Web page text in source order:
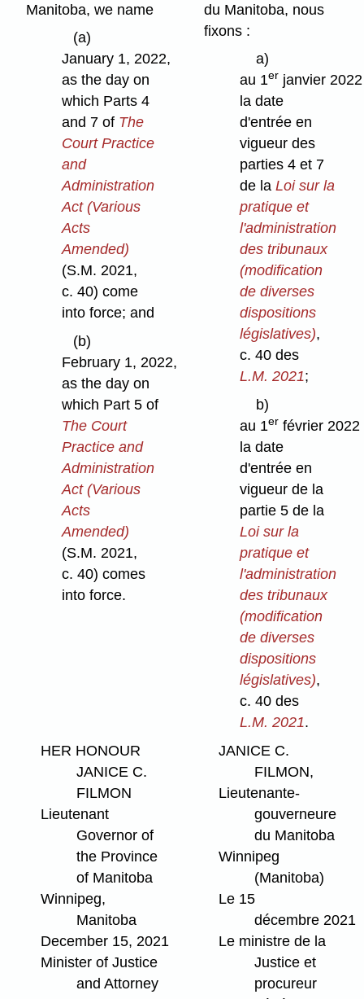
Manitoba, we name
(a)
January 1, 2022,
as the day on
which Parts 4
and 7 of The
Court Practice
and
Administration
Act (Various
Acts
Amended)
(S.M. 2021,
c. 40) come
into force; and
(b)
February 1, 2022,
as the day on
which Part 5 of
The Court
Practice and
Administration
Act (Various
Acts
Amended)
(S.M. 2021,
c. 40) comes
into force.
du Manitoba, nous
fixons :
a)
au 1er janvier 2022
la date
d'entrée en
vigueur des
parties 4 et 7
de laLoi sur la
pratique et
l'administration
des tribunaux
(modification
de diverses
dispositions
législatives),
c. 40 des
L.M. 2021;
b)
au 1er février 2022
la date
d'entrée en
vigueur de la
partie 5 de la
Loi sur la
pratique et
l'administration
des tribunaux
(modification
de diverses
dispositions
législatives),
c. 40 des
L.M. 2021.
HER HONOUR
JANICE C.
FILMON
Lieutenant
Governor of
the Province
of Manitoba
Winnipeg,
Manitoba
December 15, 2021
Minister of Justice
and Attorney
JANICE C.
FILMON,
Lieutenante-
gouverneure
du Manitoba
Winnipeg
(Manitoba)
Le 15
décembre 2021
Le ministre de la
Justice et
procureur